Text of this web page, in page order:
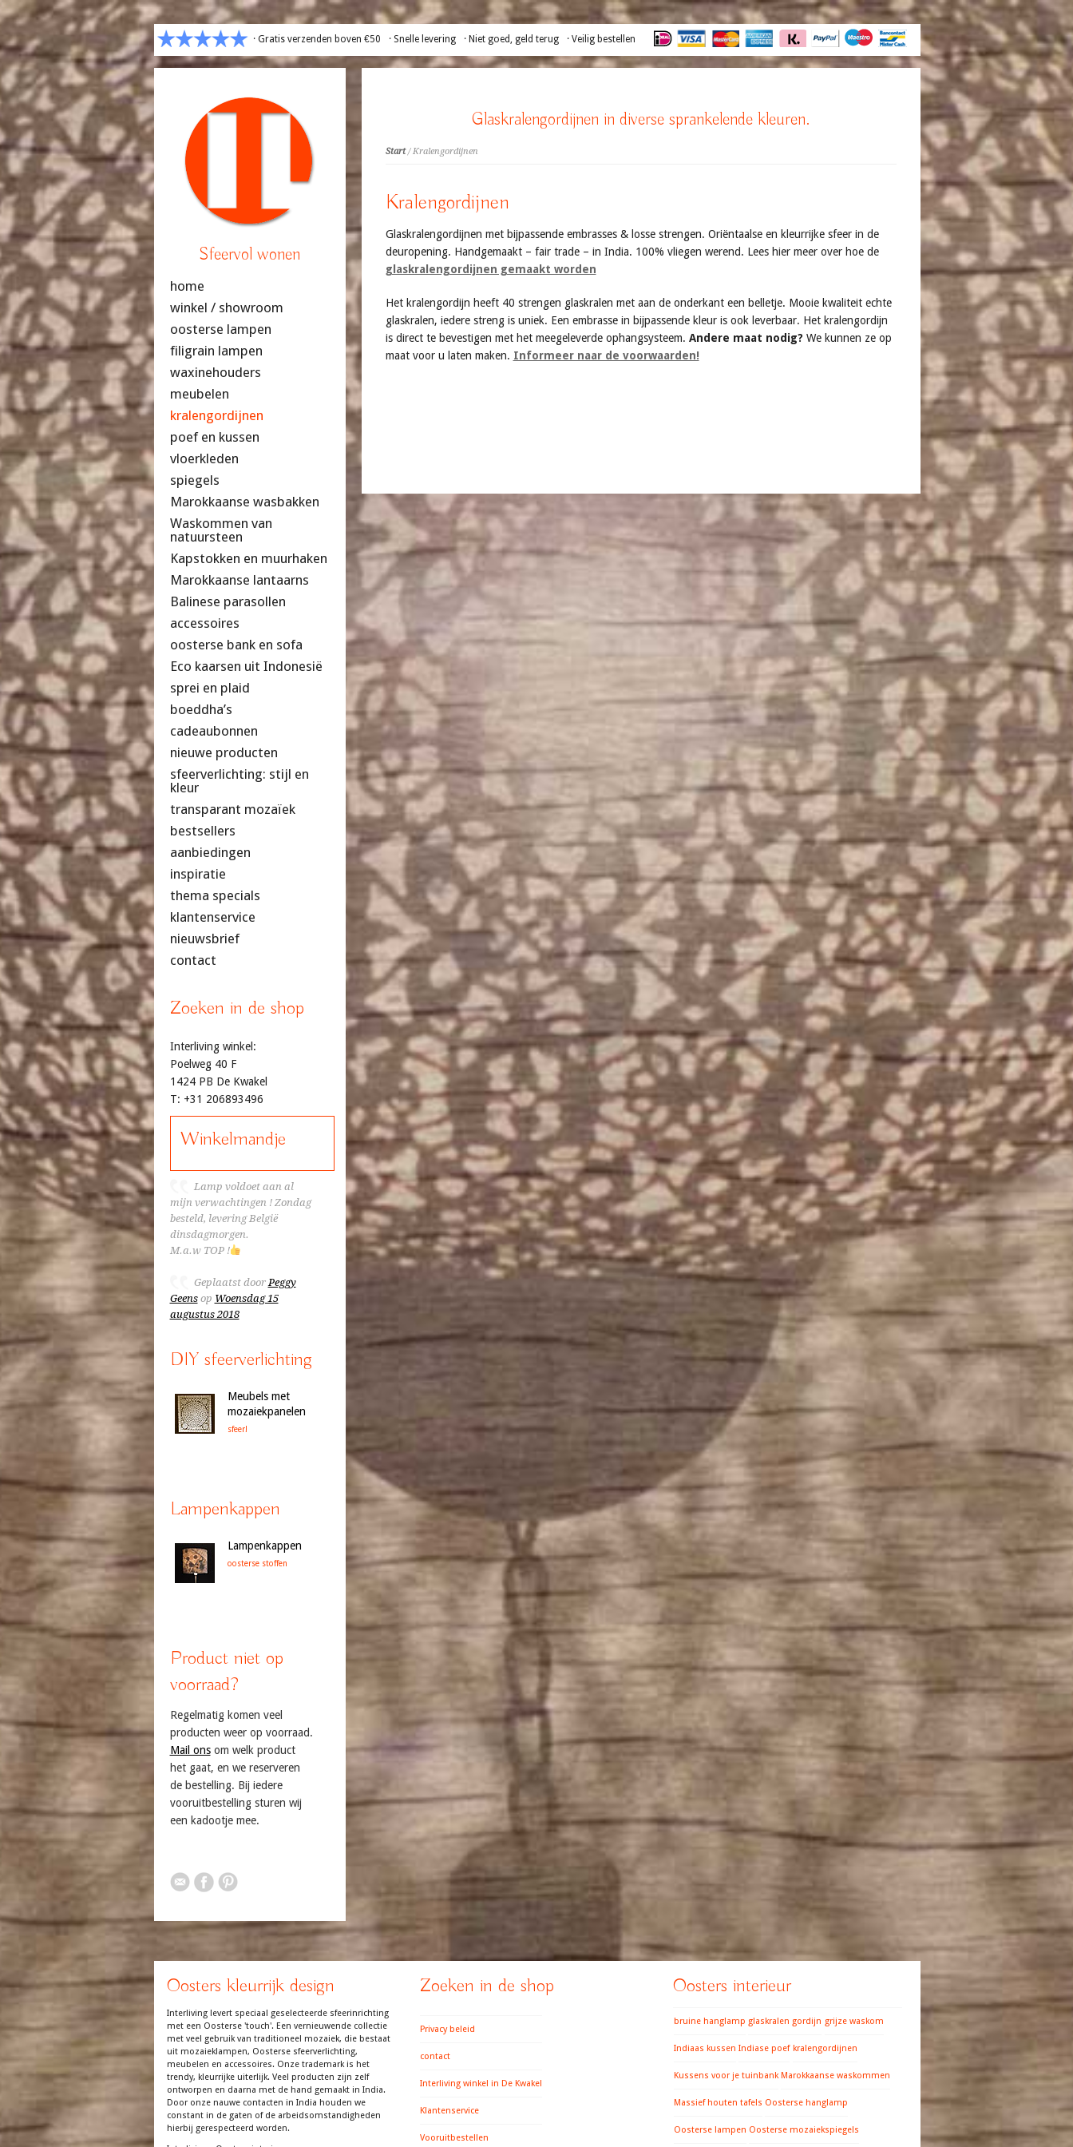
· Gratis verzenden boven €50 · Snelle levering · Niet goed, geld terug · Veilig bestellen
Glaskralengordijnen in diverse sprankelende kleuren.
Start/ Kralengordijnen
Kralengordijnen
Glaskralengordijnen met bijpassende embrasses & losse strengen. Oriëntaalse en kleurrijke sfeer in de
deuropening. Handgemaakt – fair trade – in India. 100% vliegen werend. Lees hier meer over hoe de
glaskralengordijnen gemaakt worden
Het kralengordijn heeft 40 strengen glaskralen met aan de onderkant een belletje. Mooie kwaliteit echte
glaskralen, iedere streng is uniek. Een embrasse in bijpassende kleur is ook leverbaar. Het kralengordijn
is direct te bevestigen met het meegeleverde ophangsysteem. Andere maat nodig? We kunnen ze op
maat voor u laten maken. Informeer naar de voorwaarden!
Sfeervol wonen
home
winkel / showroom
oosterse lampen
filigrain lampen
waxinehouders
meubelen
kralengordijnen
poef en kussen
vloerkleden
spiegels
Marokkaanse wasbakken
Waskommen van
natuursteen
Kapstokken en muurhaken
Marokkaanse lantaarns
Balinese parasollen
accessoires
oosterse bank en sofa
Eco kaarsen uit Indonesië
sprei en plaid
boeddha’s
cadeaubonnen
nieuwe producten
sfeerverlichting: stijl en
kleur
transparant mozaïek
bestsellers
aanbiedingen
inspiratie
thema specials
klantenservice
nieuwsbrief
contact
Zoeken in de shop
Interliving winkel:
Poelweg 40 F
1424 PB De Kwakel
T: +31 206893496
Winkelmandje
Lamp voldoet aan al
mijn verwachtingen ! Zondag
besteld, levering België
dinsdagmorgen.
M.a.w TOP !
Geplaatst doorPeggy
Geensop Woensdag 15
augustus 2018
DIY sfeerverlichting
Meubels met
mozaiekpanelen
sfeer!
Lampenkappen
Lampenkappen
oosterse stoffen
Product niet op
voorraad?
Regelmatig komen veel
producten weer op voorraad.
Mail onsom welk product
het gaat, en we reserveren
de bestelling. Bij iedere
vooruitbestelling sturen wij
een kadootje mee.
Oosters kleurrijk design
Interliving levert speciaal geselecteerde sfeerinrichting
met een Oosterse 'touch'. Een vernieuwende collectie
met veel gebruik van traditioneel mozaiek, die bestaat
uit mozaieklampen, Oosterse sfeerverlichting,
meubelen en accessoires. Onze trademark is het
trendy, kleurrijke uiterlijk. Veel producten zijn zelf
ontworpen en daarna met de hand gemaakt in India.
Door onze nauwe contacten in India houden we
constant in de gaten of de arbeidsomstandigheden
hierbij gerespecteerd worden.
Zoeken in de shop
Privacy beleid
contact
Interliving winkel in De Kwakel
Klantenservice
Vooruitbestellen
Oosters interieur
bruine hanglamp glaskralen gordijn grijze waskom
Indiaas kussen Indiase poef kralengordijnen
Kussens voor je tuinbank Marokkaanse waskommen
Massief houten tafels Oosterse hanglamp
Oosterse lampen Oosterse mozaiekspiegels